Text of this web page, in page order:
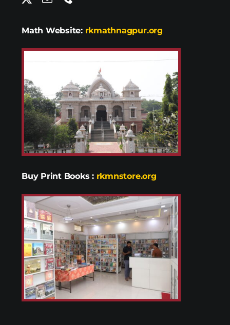
अन्य प्रवर्ग
Math Website: rkmathnagpur.org
Buy Print Books : rkmnstore.org